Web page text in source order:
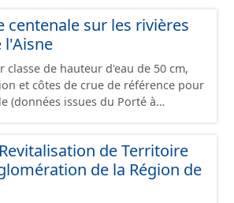
aux prescriptions du
Economiques. Ce lot ne contient pas
des prescriptions du CNIG se
centenale sur les rivières
l'Aisne
de hauteur d'eau de 50 cm,
et côtes de crue de référence pour
(données issues du Porté à
de Territoire
de la Région de